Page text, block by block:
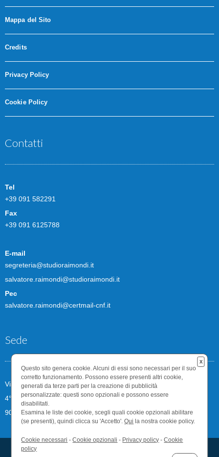
Mappa del Sito
Credits
Privacy Policy
Cookie Policy
Contatti
Tel
+39 091 582291
Fax
+39 091 6125788
E-mail
segreteria@studioraimondi.it
salvatore.raimondi@studioraimondi.it
Pec
salvatore.raimondi@certmail-cnf.it
Sede
Via Gaetano Abela n.10
4° piano
90141, Palermo
Questo sito genera cookie. Alcuni di essi sono necessari per il suo
corretto funzionamento. Possono essere presenti altri cookie,
generati da terze parti per la creazione di pubblicità
personalizzate: questi sono opzionali e possono essere
disabilitati.
Esamina le liste dei cookie, scegli quali cookie opzionali abilitare
(se presenti), quindi clicca su 'Accetto'.Qui la nostra cookie policy.
Cookie necessari -Cookie opzionali - Privacy policy -Cookie
policy
x